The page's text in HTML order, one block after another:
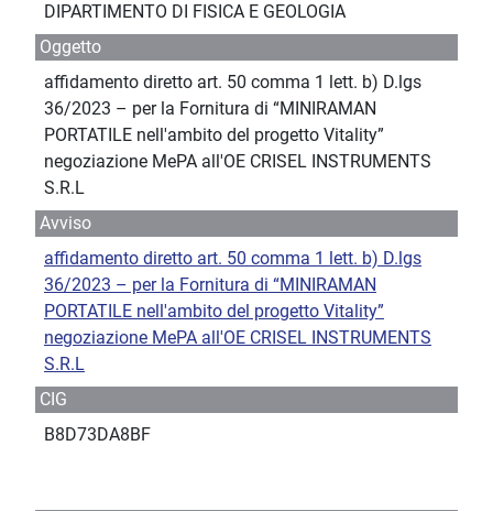
DIPARTIMENTO DI FISICA E GEOLOGIA
Oggetto
affidamento diretto art. 50 comma 1 lett. b) D.lgs
36/2023 – per la Fornitura di “MINIRAMAN
PORTATILE nell'ambito del progetto Vitality”
negoziazione MePA all'OE CRISEL INSTRUMENTS
S.R.L
Avviso
affidamento diretto art. 50 comma 1 lett. b) D.lgs
36/2023 – per la Fornitura di “MINIRAMAN
PORTATILE nell'ambito del progetto Vitality”
negoziazione MePA all'OE CRISEL INSTRUMENTS
S.R.L
CIG
B8D73DA8BF